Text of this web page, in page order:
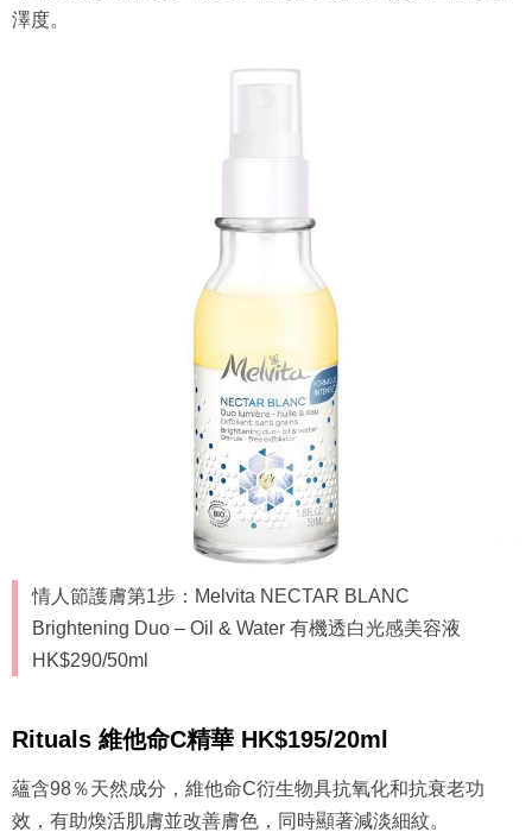
澤度。
情人節護膚第1步：Melvita NECTAR BLANC
Brightening Duo – Oil & Water 有機透白光感美容液
HK$290/50ml
Rituals 維他命C精華 HK$195/20ml
蘊含98％天然成分，維他命C衍生物具抗氧化和抗衰老功
效，有助煥活肌膚並改善膚色，同時顯著減淡細紋。